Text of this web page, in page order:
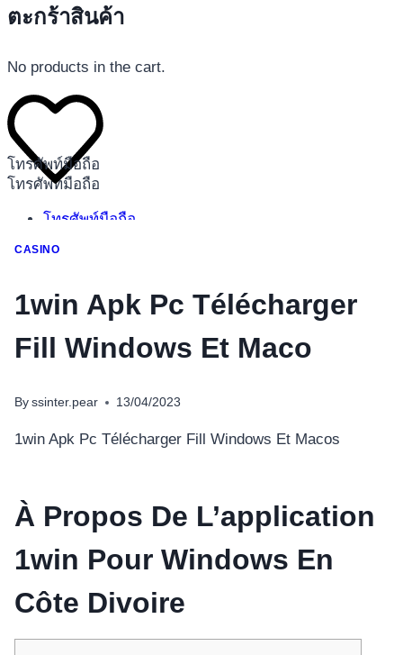
โทรศัพท์มือถือ
โทรศัพท์มือถือ
โทรศัพท์มือถือ
อุปกรณ์เสริมโทรศัพท์
ตะกร้าสินค้า
No products in the cart.
CASINO
1win Apk Pc Télécharger
Fill Windows Et Maco
By ssinter.pear 13/04/2023
1win Apk Pc Télécharger Fill Windows Et Macos
À Propos De L’application
1win Pour Windows En
Côte Divoire